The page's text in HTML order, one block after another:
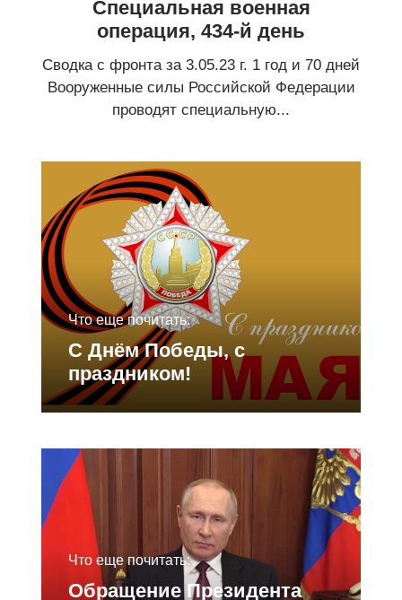
Специальная военная
операция, 434-й день
Сводка с фронта за 3.05.23 г. 1 год и 70 дней
Вооруженные силы Российской Федерации
проводят специальную...
Что еще почитать:
С Днём Победы, с
праздником!
Что еще почитать:
Обращение Президента